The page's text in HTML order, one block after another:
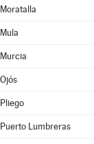
Moratalla
Mula
Murcia
Ojós
Pliego
Puerto Lumbreras